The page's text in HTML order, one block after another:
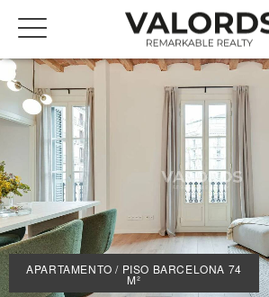
INICIO NUESTRAS PROPIEDADES DE PRESTIGIO EN VENTA
L'ANTIGA ESQUERRA DE L'EIXAMPLE
APARTAMENTO / PISO BARCELONA 74
M²